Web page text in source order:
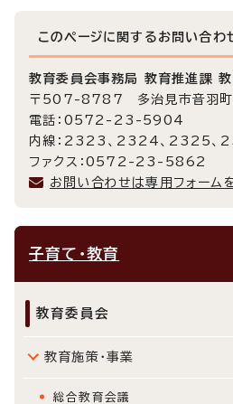
このページに関する お問い合わ
教育委員会事務局 教育推進課
〒507-8787 多治見市音羽
電話：0572-23-5904
内線：2323、2324、2325、
ファクス：0572-23-5862
お問い合わせは専用フォーム
子育て・教育
教育委員会
教育施策・事業
総合教育会議